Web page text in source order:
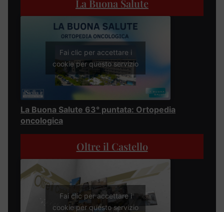
La Buona Salute
Fai clic per accettare i
cookie per questo servizio
La Buona Salute 63° puntata: Ortopedia
oncologica
Oltre il Castello
Fai clic per accettare i
cookie per questo servizio